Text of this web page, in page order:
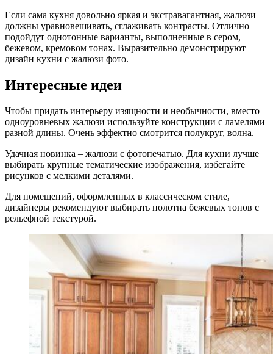
Если сама кухня довольно яркая и экстравагантная, жалюзи
должны уравновешивать, сглаживать контрасты. Отлично
подойдут однотонные варианты, выполненные в сером,
бежевом, кремовом тонах. Выразительно демонстрируют
дизайн кухни с жалюзи фото.
Интересные идеи
Чтобы придать интерьеру изящности и необычности, вместо
одноуровневых жалюзи используйте конструкции с ламелями
разной длины. Очень эффектно смотрится полукруг, волна.
Удачная новинка – жалюзи с фотопечатью. Для кухни лучше
выбирать крупные тематические изображения, избегайте
рисунков с мелкими деталями.
Для помещений, оформленных в классическом стиле,
дизайнеры рекомендуют выбирать полотна бежевых тонов с
рельефной текстурой.